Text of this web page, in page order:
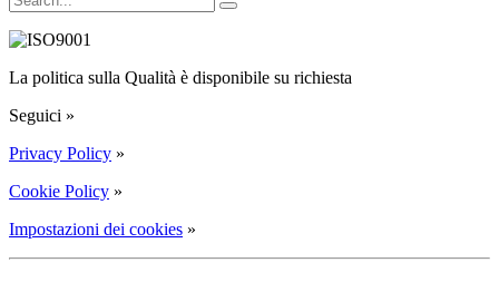
La politica sulla Qualità è disponibile su richiesta
Seguici »
Privacy Policy »
Cookie Policy »
Impostazioni dei cookies »